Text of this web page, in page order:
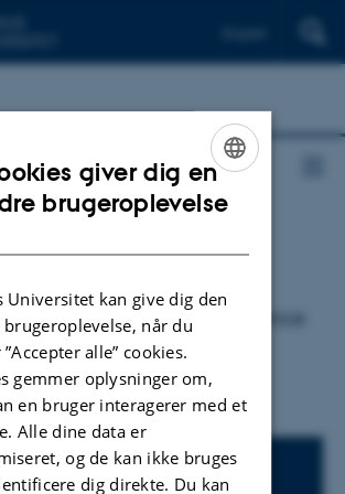
Day
all to our next Neuroscience
be held in the New Round
om arrangementet
ENGLISH
giver dig en
brugeroplevelse
Universitet kan give dig den
brugeroplevelse, når du
alle” cookies.
gemmer oplysninger om,
en bruger interagerer med et
Alle dine data er
og de kan ikke bruges
dig direkte. Du kan